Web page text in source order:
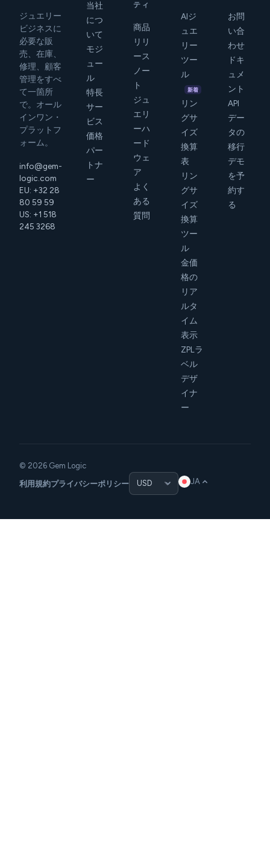
ジュエリー
ビジネスに
必要な販
売、在庫、
修理、顧客
管理をすべ
て一箇所
で。オール
インワン・
プラットフ
ォーム。
info@gem-
logic.com
EU: +32 28
80 59 59
US: +1 518
245 3268
当社
につ
いて
モジ
ュー
ル
特長
サー
ビス
価格
パー
トナ
ー
ティ
商品
リリ
ース
ノー
ト
ジュ
エリ
ーハ
ード
ウェ
ア
よく
ある
質問
AIジ
ュエ
リー
ツー
ル
新着
リン
グサ
イズ
換算
表
リン
グサ
イズ
換算
ツー
ル
金価
格の
リア
ルタ
イム
表示
ZPLラ
ベル
デザ
イナ
ー
お問
い合
わせ
ドキ
ュメ
ント
API
デー
タの
移行
デモ
を予
約す
る
© 2026 Gem Logic
利用規約プライバシーポリシー JA